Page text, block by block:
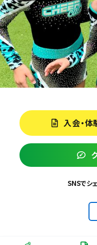
入会・
SNSでシ